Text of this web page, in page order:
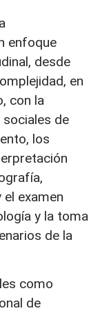
enfoque
desde
en
con la
de
los
examen
y la toma
de la
como
de